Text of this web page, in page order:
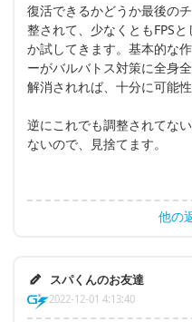
復活できるかどうか最後の
整されて、少なくともFPS
か試してきます。基本的な
ーがバルバトス対策に全身
解消されれば、十分に可能
逆にこれでも調整されてな
ないので、見捨てます。
他の
スパくんのお友達
2022-12-01 4:13:40